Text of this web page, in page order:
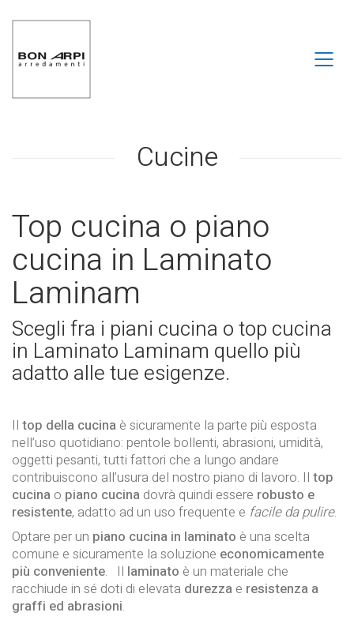
Cucine
Top cucina o piano
cucina in Laminato
Laminam
Scegli fra i piani cucina o top cucina
in Laminato Laminam quello più
adatto alle tue esigenze.
Il top della cucina è sicuramente la parte più esposta
nell’uso quotidiano: pentole bollenti, abrasioni, umidità,
oggetti pesanti, tutti fattori che a lungo andare
contribuiscono all’usura del nostro piano di lavoro. Il top
cucina o piano cucina dovrà quindi essere robusto e
resistente, adatto ad un uso frequente e facile da pulire.
Optare per un piano cucina in laminato è una scelta
comune e sicuramente la soluzione economicamente
più conveniente. Il laminato è un materiale che
racchiude in sé doti di elevata durezza e resistenza a
graffi ed abrasioni.